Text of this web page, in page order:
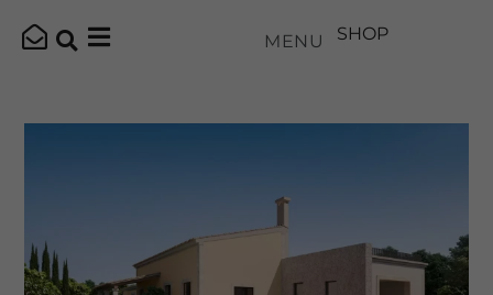
MENU SHOP